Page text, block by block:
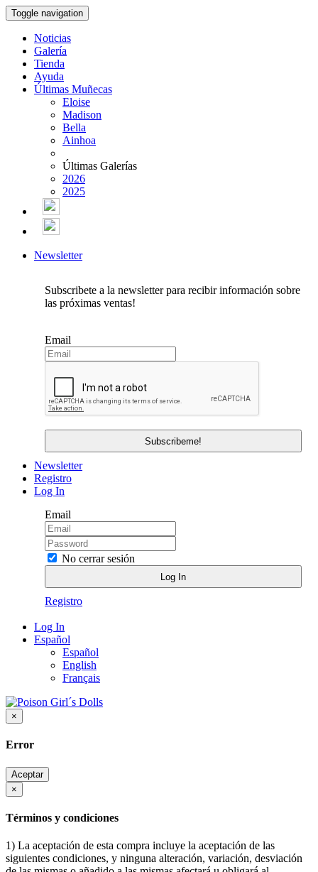
Toggle navigation
Noticias
Galería
Tienda
Ayuda
Últimas Muñecas
Eloise
Madison
Bella
Ainhoa
Últimas Galerías
2026
2025
Newsletter
Subscribete a la newsletter para recibir información sobre
las próximas ventas!
Email
Newsletter
Registro
Log In
Email
No cerrar sesión
Registro
Log In
Español
Español
English
Français
×
Error
Aceptar
×
Términos y condiciones
1) La aceptación de esta compra incluye la aceptación de las
siguientes condiciones, y ninguna alteración, variación, desviación